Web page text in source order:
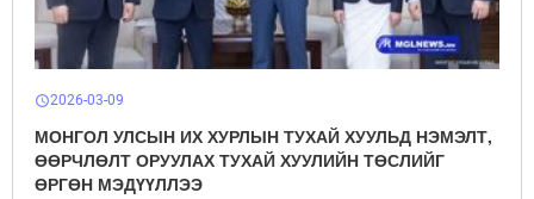
schedule2026-03-09
МОНГОЛ УЛСЫН ИХ ХУРЛЫН ТУХАЙ ХУУЛЬД НЭМЭЛТ,
ӨӨРЧЛӨЛТ ОРУУЛАХ ТУХАЙ ХУУЛИЙН ТӨСЛИЙГ
ӨРГӨН МЭДҮҮЛЛЭЭ